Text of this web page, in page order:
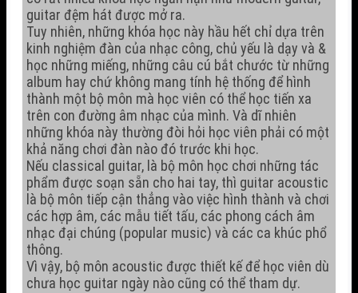
guitar đệm hát được mở ra.
Tuy nhiên, những khóa học này hầu hết chỉ dựa trên
kinh nghiệm đàn của nhạc công, chủ yếu là dạy và &
học những miếng, những câu cú bắt chước từ những
album hay chứ không mang tính hệ thống để hình
thành một bộ môn mà học viên có thể học tiến xa
trên con đường âm nhạc của mình. Và dĩ nhiên
những khóa này thường đòi hỏi học viên phải có một
khả năng chơi đàn nào đó trước khi học.
Nếu classical guitar, là bộ môn học chơi những tác
phẩm được soạn sẵn cho hai tay, thì guitar acoustic
là bộ môn tiếp cận thẳng vào việc hình thành và chơi
các hợp âm, các mẫu tiết tấu, các phong cách âm
nhạc đại chúng (popular music) và các ca khúc phổ
thông.
Vì vậy, bộ môn acoustic được thiết kế để học viên dù
chưa học guitar ngày nào cũng có thể tham dự.